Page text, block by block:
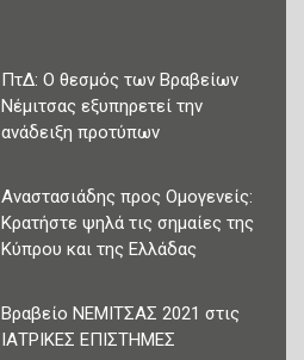
ΠτΔ: Ο θεσμός των Βραβείων
Νέμιτσας εξυπηρετεί την
ανάδειξη προτύπων
Αναστασιάδης προς Ομογενείς:
Κρατήστε ψηλά τις σημαίες της
Κύπρου και της Ελλάδας
Βραβείο ΝΕΜΙΤΣΑΣ 2021 στις
ΙΑΤΡΙΚΕΣ ΕΠΙΣΤΗΜΕΣ